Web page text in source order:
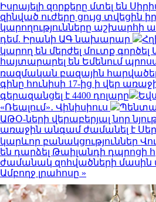
Իսրայելի զորքերը մտել են
զինված ուժերը ցույց տվեցին
կարողությունները աշխարհի
դեմ. Իրանի ԱԳ նախարար
կարող են մերժել մուտք գործել
հայտարարել են Եմենում
ռազմական բազային
գինը հունիսի 17-ից ի վեր
գերազանցել է 4400 դոլարը
«Ռեալում»․ Վինիսիուս
ԱԹՕ-ների վերաբերյալ նոր
առաջին անգամ ժամանել է
կարևոր բանակցություններ
են դարձել Թաիլանդի դպրոցի
ժամանակ զոհվածների մասին
Ամբողջ լրահոսը »